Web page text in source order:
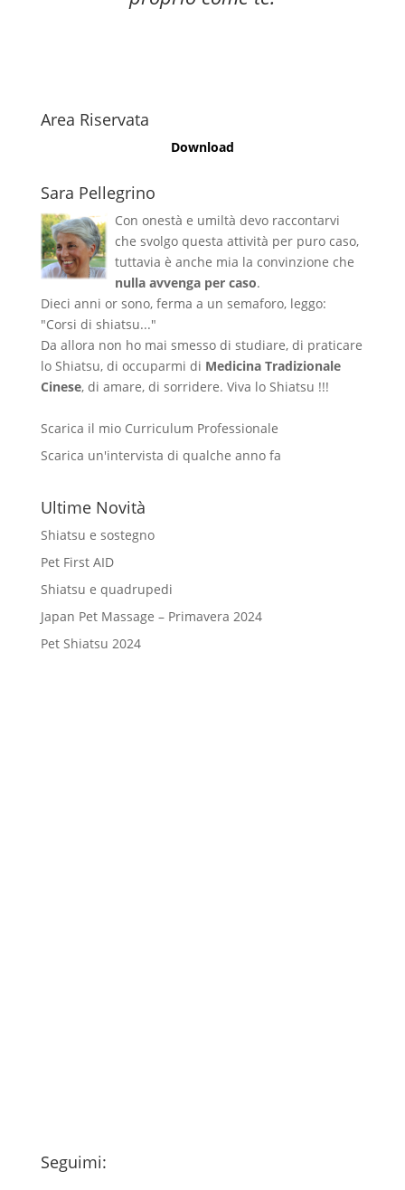
Area Riservata
Download
Sara Pellegrino
Con onestà e umiltà devo raccontarvi
che svolgo questa attività per puro caso,
tuttavia è anche mia la convinzione che
nulla avvenga per caso.
Dieci anni or sono, ferma a un semaforo, leggo:
"Corsi di shiatsu..."
Da allora non ho mai smesso di studiare, di praticare
lo Shiatsu, di occuparmi di Medicina Tradizionale
Cinese, di amare, di sorridere. Viva lo Shiatsu !!!
Scarica il mio Curriculum Professionale
Scarica un'intervista di qualche anno fa
Ultime Novità
Shiatsu e sostegno
Pet First AID
Shiatsu e quadrupedi
Japan Pet Massage – Primavera 2024
Pet Shiatsu 2024
Seguimi: